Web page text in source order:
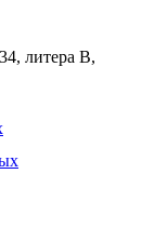
литера В,